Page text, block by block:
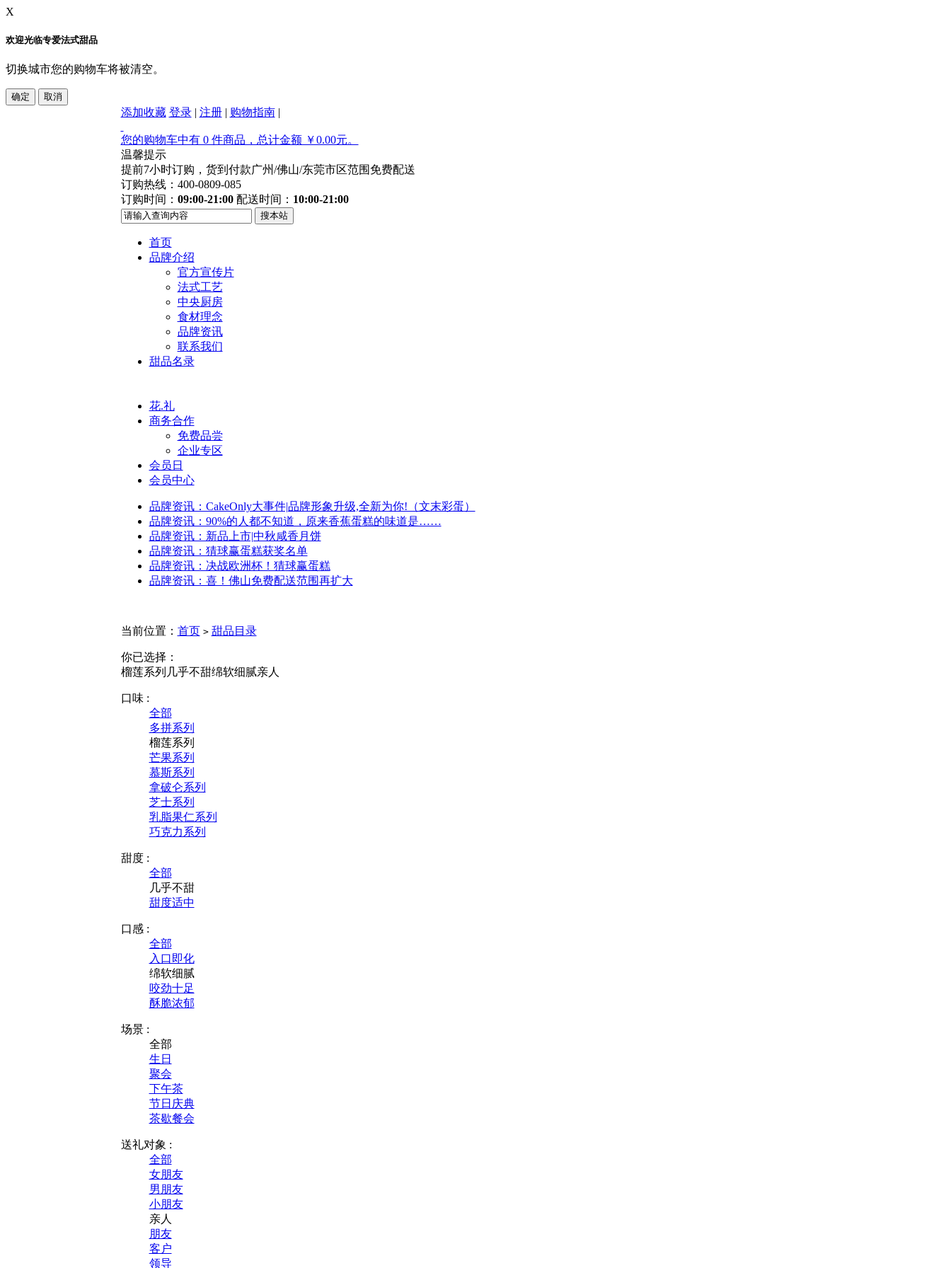
X
欢迎光临专爱法式甜品
切换城市您的购物车将被清空。
添加收藏 登录| 注册| 购物指南|
您的购物车中有 0 件商品，总计金额 ￥0.00元。
温馨提示
提前7小时订购，货到付款广州/佛山/东莞市区范围免费配送
订购热线：400-0809-085
订购时间： 09:00-21:00配送时间： 10:00-21:00
首页
品牌介绍
官方宣传片
法式工艺
中央厨房
食材理念
品牌资讯
联系我们
甜品名录
花.礼
商务合作
免费品尝
企业专区
会员日
会员中心
品牌资讯：CakeOnly大事件|品牌形象升级,全新为你!（文末彩蛋）
品牌资讯：90%的人都不知道，原来香蕉蛋糕的味道是……
品牌资讯：新品上市|中秋咸香月饼
品牌资讯：猜球赢蛋糕获奖名单
品牌资讯：决战欧洲杯！猜球赢蛋糕
品牌资讯：喜！佛山免费配送范围再扩大
当前位置： 首页 > 甜品目录
你已选择：
榴莲系列 几乎不甜绵软细腻亲人
口味 :
全部
多拼系列
榴莲系列
芒果系列
慕斯系列
拿破仑系列
芝士系列
乳脂果仁系列
巧克力系列
甜度 :
全部
几乎不甜
甜度适中
口感 :
全部
入口即化
绵软细腻
咬劲十足
酥脆浓郁
场景 :
全部
生日
聚会
下午茶
节日庆典
茶歇餐会
送礼对象 :
全部
女朋友
男朋友
小朋友
亲人
朋友
客户
领导